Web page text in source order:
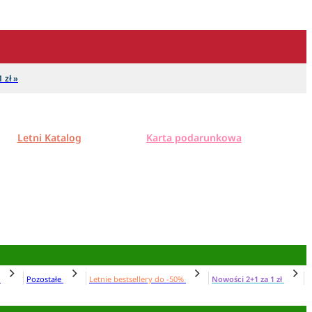
zł »
Letni Katalog Karta podarunkowa
Pozostałe Letnie bestsellery do -50% Nowości 2+1 za 1 zł